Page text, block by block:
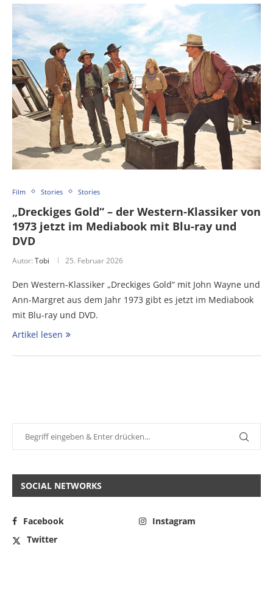
Film Stories Stories
„Dreckiges Gold“ – der Western-Klassiker von
1973 jetzt im Mediabook mit Blu-ray und
DVD
Autor: Tobi 25. Februar 2026
Den Western-Klassiker „Dreckiges Gold“ mit John Wayne und
Ann-Margret aus dem Jahr 1973 gibt es jetzt im Mediabook
mit Blu-ray und DVD.
Artikel lesen
SOCIAL NETWORKS
Facebook
Instagram
Twitter